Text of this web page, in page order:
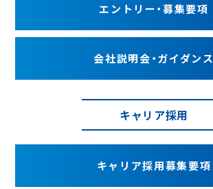
エントリー・募集要項
会社説明会・ガイダンス
キャリア採用
キャリア採用募集要項